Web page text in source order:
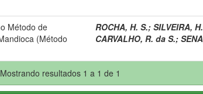
Método de
(Método
ROCHA, H. S.; SILVEIRA,
CARVALHO, R. da S.;
Mostrando resultados 1 a 1 de 1